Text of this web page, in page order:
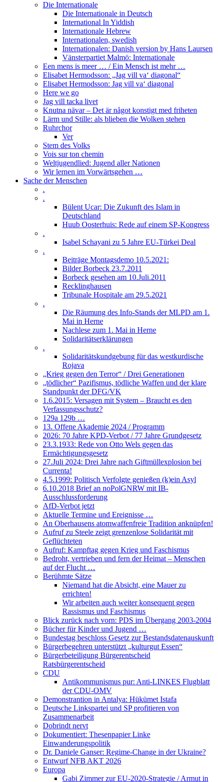
Die Internationale
Die Internationale in Deutsch
International In Yiddish
Internationale Hebrew
Internationalen, swedish
Internationalen: Danish version by Hans Laursen
Vänsterpartiet Malmö: Internationale
Een mens is meer … / Ein Mensch ist mehr …
Elisabet Hermodsson: „Jag vill va‘ diagonal“
Elisabet Hermodsson: Jag vill va‘ diagonal
Here we go
Jag vill tacka livet
Knutna nävar – Det är något konstigt med friheten
Lärm und Stille: als blieben die Wolken stehen
Ruhrchor
Ver
Stem des Volks
Vois sur ton chemin
Weltjugendlied: Jugend aller Nationen
Wir lernen im Vorwärtsgehen …
Sache der Menschen
.
.
Bülent Ucar: Die Zukunft des Islam in
Deutschland
Huub Oosterhuis: Rede auf einem SP-Kongress
.
Isabel Schayani zu 5 Jahre EU-Türkei Deal
.
Beiträge Montagsdemo 10.5.2021:
Bilder Borbeck 23.7.2011
Borbeck gesehen am 10.Juli.2011
Recklinghausen
Tribunale Hospitale am 29.5.2021
.
Die Räumung des Info-Stands der MLPD am 1.
Mai in Herne
Nachlese zum 1. Mai in Herne
Solidaritätserklärungen
.
Solidaritätskundgebung für das westkurdische
Rojava
„Krieg gegen den Terror“ / Drei Generationen
„tödlicher“ Pazifismus, tödliche Waffen und der klare
Standpunkt der DFG/VK
1.6.2015: Versagen mit System – Braucht es den
Verfassungsschutz?
129a 129b …
13. Offene Akademie 2024 / Programm
2026: 70 Jahre KPD-Verbot / 77 Jahre Grundgesetz
23.3.1933: Rede von Otto Wels gegen das
Ermächtigungsgesetz
27.Juli 2024: Drei Jahre nach Giftmüllexplosion bei
Currenta!
4.5.1999: Politisch Verfolgte genießen (k)ein Asyl
6.10.2018 Brief an noPolGNRW mit IB-
Ausschlussforderung
AfD-Verbot jetzt
Aktuelle Termine und Ereignisse …
An Oberhausens atomwaffenfreie Tradition anknüpfen!
Aufruf zu Steele zeigt grenzenlose Solidarität mit
Geflüchteten
Aufruf: Kampftag gegen Krieg und Faschismus
Bedroht, vertrieben und fern der Heimat – Menschen
auf der Flucht …
Berühmte Sätze
Niemand hat die Absicht, eine Mauer zu
errichten!
Wir arbeiten auch weiter konsequent gegen
Rassismus und Faschismus
Blick zurück nach vorn: PDS im Übergang 2003-2004
Bücher für Kinder und Jugend …
Bundestag beschloss Gesetz zur Bestandsdatenauskunft
Bürgerbegehren unterstützt „kulturgut Essen“
Bürgerbeteiligung Bürgerentscheid
Ratsbürgerentscheid
CDU
Antikommunismus pur: Anti-LINKES Flugblatt
der CDU-OMV
Demonstrantion in Antalya: Hükümet Istafa
Deutsche Linkspartei und SP profitieren von
Zusammenarbeit
Dobrindt nervt
Dokumentiert: Thesenpapier Linke
Einwanderungspolitik
Dr. Daniele Ganser: Regime-Change in der Ukraine?
Entwurf NFB AKT 2026
Europa
Gabi Zimmer zur EU-2020-Strategie / Armut in